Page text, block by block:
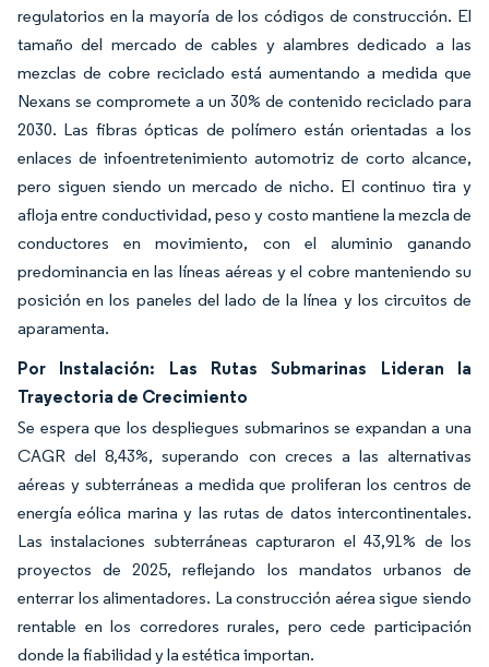
regulatorios en la mayoría de los códigos de construcción. El
tamaño del mercado de cables y alambres dedicado a las
mezclas de cobre reciclado está aumentando a medida que
Nexans se compromete a un 30% de contenido reciclado para
2030. Las fibras ópticas de polímero están orientadas a los
enlaces de infoentretenimiento automotriz de corto alcance,
pero siguen siendo un mercado de nicho. El continuo tira y
afloja entre conductividad, peso y costo mantiene la mezcla de
conductores en movimiento, con el aluminio ganando
predominancia en las líneas aéreas y el cobre manteniendo su
posición en los paneles del lado de la línea y los circuitos de
aparamenta.
Por Instalación: Las Rutas Submarinas Lideran la
Trayectoria de Crecimiento
Se espera que los despliegues submarinos se expandan a una
CAGR del 8,43%, superando con creces a las alternativas
aéreas y subterráneas a medida que proliferan los centros de
energía eólica marina y las rutas de datos intercontinentales.
Las instalaciones subterráneas capturaron el 43,91% de los
proyectos de 2025, reflejando los mandatos urbanos de
enterrar los alimentadores. La construcción aérea sigue siendo
rentable en los corredores rurales, pero cede participación
donde la fiabilidad y la estética importan.